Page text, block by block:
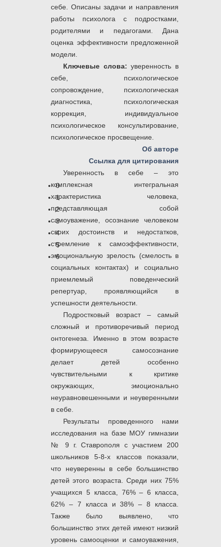
0
1
2
3
4
5
6
себе. Описаны задачи и направления
работы психолога с подростками,
родителями и педагогами. Дана
оценка эффективности предложенной
модели.
Ключевые слова:уверенность в
себе, психологическое
сопровождение, психологическая
диагностика, психологическая
коррекция, индивидуальное
психологическое консультирование,
психологическое просвещение.
Об авторе
Ссылка для цитирования
Уверенность в себе – это
комплексная интегральная
характеристика человека,
представляющая собой
самоуважение, осознание человеком
своих достоинств и недостатков,
стремление к самоэффективности,
эмоциональную зрелость (смелость в
социальных контактах) и социально
приемлемый поведенческий
репертуар, проявляющийся в
успешности деятельности.
Подростковый возраст – самый
сложный и противоречивый период
онтогенеза. Именно в этом возрасте
формирующееся самосознание
делает детей особенно
чувствительными к критике
окружающих, эмоционально
неуравновешенными и неуверенными
в себе.
Результаты проведенного нами
исследования на базе МОУ гимназии
№ 9 г. Ставрополя с участием 200
школьников 5-8-х классов показали,
что неуверенны в себе большинство
детей этого возраста. Среди них 75%
учащихся 5 класса, 76% – 6 класса,
62% – 7 класса и 38% – 8 класса.
Также было выявлено, что
большинство этих детей имеют низкий
уровень самооценки и самоуважения,